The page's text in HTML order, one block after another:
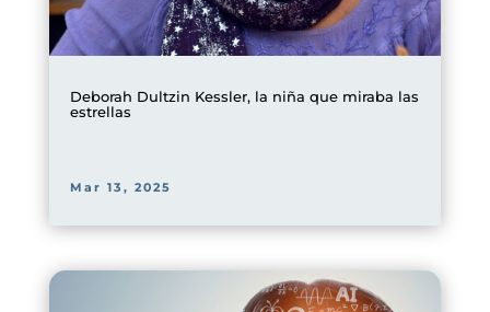
Deborah Dultzin Kessler, la niña que miraba las
estrellas
Mar 13, 2025